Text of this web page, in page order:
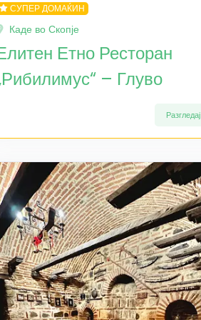
СУПЕР ДОМАЌИН
Каде во Скопје
Етно Ресторан
– Глуво
Разгледај